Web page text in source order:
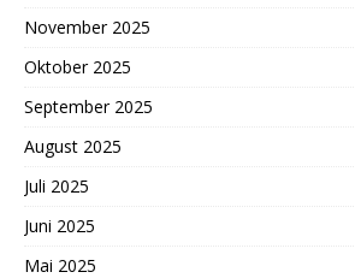
November 2025
Oktober 2025
September 2025
August 2025
Juli 2025
Juni 2025
Mai 2025